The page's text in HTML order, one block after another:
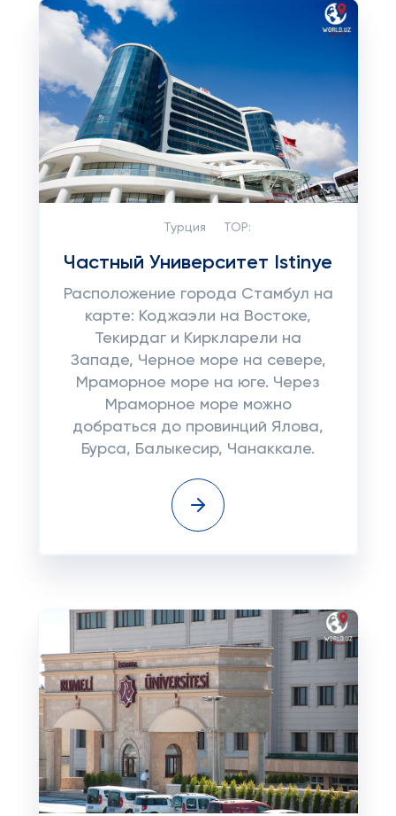
Турция TOP:
Частный Университет Istinye
Расположение города Стамбул на
карте: Коджаэли на Востоке,
Текирдаг и Киркларели на
Западе, Черное море на севере,
Мраморное море на юге. Через
Мраморное море можно
добраться до провинций Ялова,
Бурса, Балыкесир, Чанаккале.